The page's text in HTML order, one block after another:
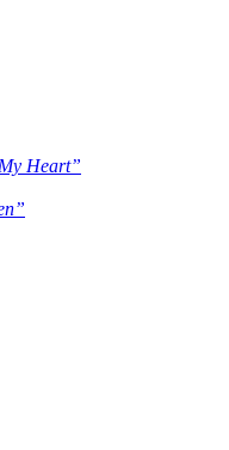
Heart”